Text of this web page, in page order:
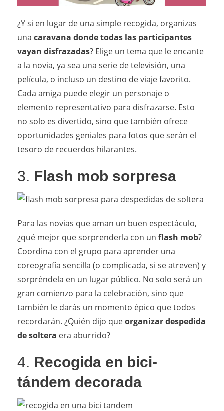
¿Y si en lugar de una simple recogida, organizas
una caravana donde todas las participantes
vayan disfrazadas? Elige un tema que le encante
a la novia, ya sea una serie de televisión, una
película, o incluso un destino de viaje favorito.
Cada amiga puede elegir un personaje o
elemento representativo para disfrazarse. Esto
no solo es divertido, sino que también ofrece
oportunidades geniales para fotos que serán el
tesoro de recuerdos hilarantes.
3. Flash mob sorpresa
Para las novias que aman un buen espectáculo,
¿qué mejor que sorprenderla con un flash mob?
Coordina con el grupo para aprender una
coreografía sencilla (o complicada, si se atreven) y
sorpréndela en un lugar público. No solo será un
gran comienzo para la celebración, sino que
también le darás un momento épico que todos
recordarán. ¿Quién dijo queorganizar despedida
de soltera era aburrido?
4. Recogida en bici-
tándem decorada